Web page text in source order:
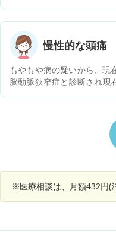
慢性的な頭痛
もやもや病の疑いから、現
脳動脈狭窄症と診断され現
り続いており、朝方、寝
続く時もあります。 頭痛
ため血流の具合で起こるの
行しているのでしょうか
事を言うのでしょうか？
※医療相談は、月額432円(